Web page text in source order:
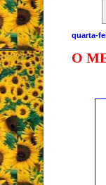
quarta-
O